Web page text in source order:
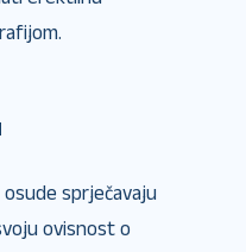
sprječavaju
ovisnost o